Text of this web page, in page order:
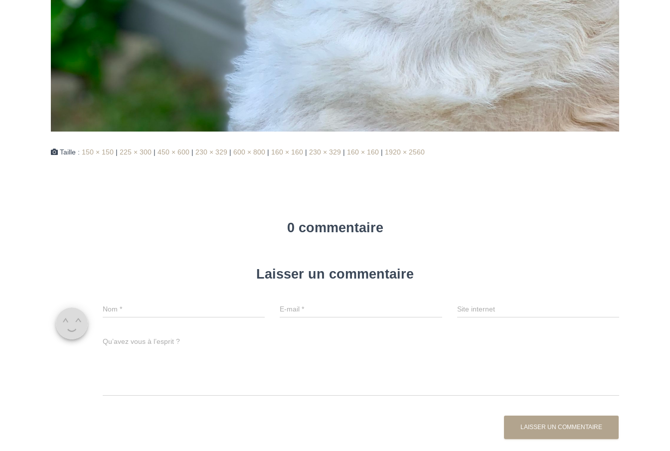
Taille : 150 × 150 | 225 × 300 | 450 × 600 | 230 × 329 | 600 × 800 | 160 × 160 | 230 × 329 | 160 × 160 | 1920 × 2560
0 commentaire
Laisser un commentaire
Nom * E-mail* Site internet
Qu’avez vous à l’esprit ?